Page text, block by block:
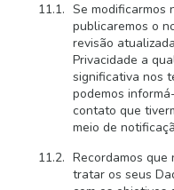
Se modificarmos
publicaremos o
revisão
Privacidade a
significativa nos
podemos
contato que
meio de
Recordamos que
tratar os seus